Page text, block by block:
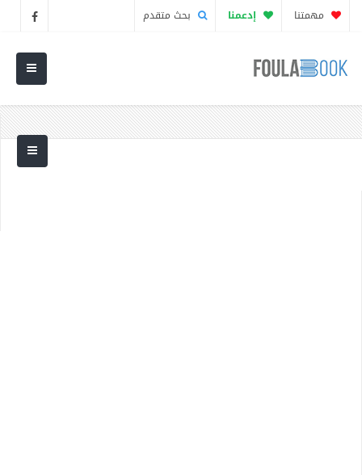
مهمتنا إدعمنا بحث متقدم